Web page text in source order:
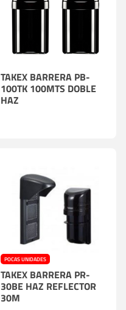
TAKEX BARRERA PB-
100TK 100MTS DOBLE
HAZ
POCAS UNIDADES
TAKEX BARRERA PR-
30BE HAZ REFLECTOR
30M